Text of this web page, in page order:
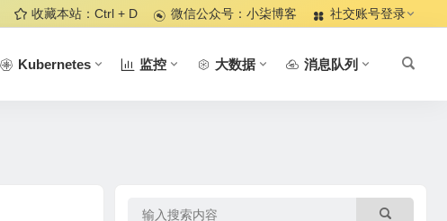
收藏本站：Ctrl + D 微信公众号：小柒博客 社交账号登录
Kubernetes 监控 大数据 消息队列